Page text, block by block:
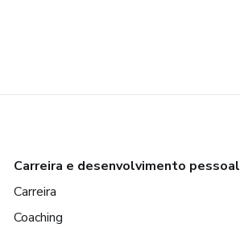
Carreira e desenvolvimento pessoal
Carreira
Coaching